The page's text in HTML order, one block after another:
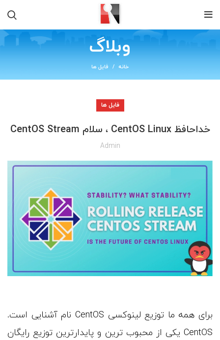
وبلاگ
خانه فایل ها
فایل ها
خداحافظ CentOS Linux ، سلام CentOS Stream
Admin
برای همه ما توزیع لینوکسی CentOS نام آشنایی است.
CentOS یکی از محبوب ترین و پایدارترین توزیع رایگان